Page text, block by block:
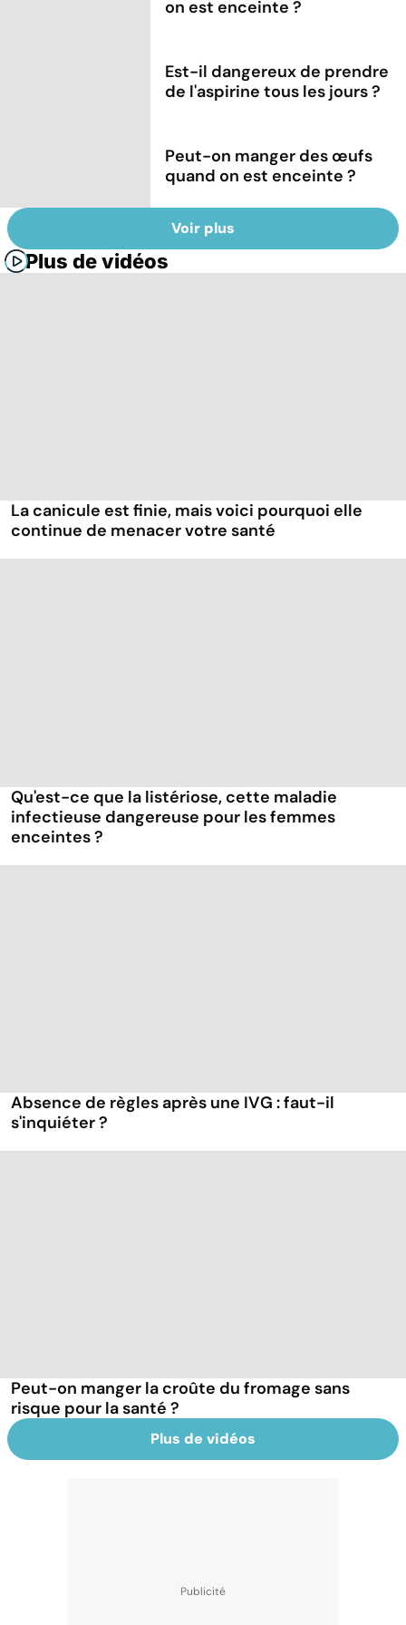
on est enceinte ?
Est-il dangereux de prendre
de l'aspirine tous les jours ?
Peut-on manger des œufs
quand on est enceinte ?
Voir plus
Plus de vidéos
La canicule est finie, mais voici pourquoi elle
continue de menacer votre santé
Qu'est-ce que la listériose, cette maladie
infectieuse dangereuse pour les femmes
enceintes ?
Absence de règles après une IVG : faut-il
s'inquiéter ?
Peut-on manger la croûte du fromage sans
risque pour la santé ?
Plus de vidéos